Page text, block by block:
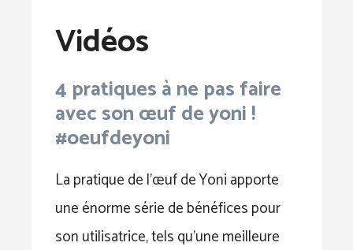
Vidéos
4 pratiques à ne pas faire
avec son œuf de yoni !
#oeufdeyoni
La pratique de l’œuf de Yoni apporte
une énorme série de bénéfices pour
son utilisatrice, tels qu’une meilleure